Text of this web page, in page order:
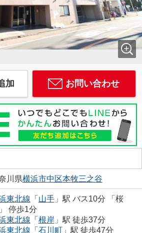
加 お問い合わせ
川県横浜市中区本牧三之谷
東北線 「 山手」駅 バス10分 「桜
停歩1分
東北線 「 根岸 」駅 徒歩37分
東北線 「 石川町」駅 徒歩47分